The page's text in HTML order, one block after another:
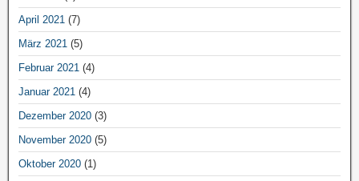
April 2021 (7)
März 2021 (5)
Februar 2021 (4)
Januar 2021 (4)
Dezember 2020 (3)
November 2020 (5)
Oktober 2020 (1)